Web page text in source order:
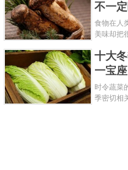
平遥牛肉产自于山西
杵在晋中盆地，丰富的
长环境，而具有红润色
在加工制作过程极为严
不一
食物在人
美味却把
十大
一宝座
时令蔬菜
季密切相